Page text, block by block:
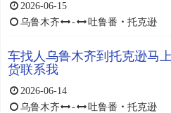
2026-06-15
乌鲁木齐
- 吐鲁番 ・ 托克逊
车找人乌鲁木齐到托克逊马
货联系我
2026-06-14
乌鲁木齐
- 吐鲁番 ・ 托克逊